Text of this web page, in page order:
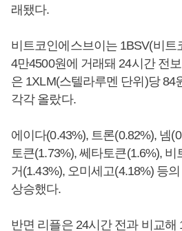
래됐다.
비트코인에스브이는 1BSV(비트
4만4500원에 거래돼 24시간 전
은 1XLM(스텔라루멘 단위)당 84
각각 올랐다.
에이다(0.43%), 트론(0.82%), 넴
토큰(1.73%), 쎄타토큰(1.6%), 비
거(1.43%), 오미세고(4.18%) 등
상승했다.
반면 리플은 24시간 전과 비교해